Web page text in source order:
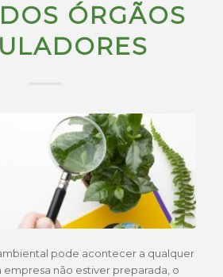
ÓRGÃOS
pode acontecer a qualquer
empresa não estiver preparada, o